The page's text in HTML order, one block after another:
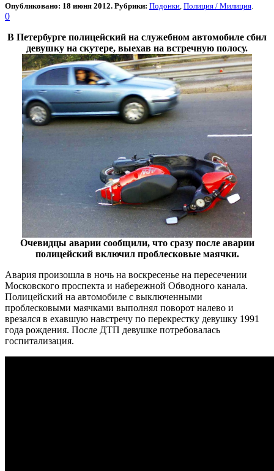
Опубликовано: 18 июня 2012. Рубрики: Подонки Полиция / Милиция
0
В Петербурге полицейский на служебном автомобиле сбил
девушку на скутере, выехав на встречную полосу.
Очевидцы аварии сообщили, что сразу после аварии
полицейский включил проблесковые маячки.
Авария произошла в ночь на воскресенье на пересечении
Московского проспекта и набережной Обводного канала.
Полицейский на автомобиле с выключенными
проблесковыми маячками выполнял поворот налево и
врезался в ехавшую навстречу по перекрестку девушку 1991
года рождения. После ДТП девушке потребовалась
госпитализация.